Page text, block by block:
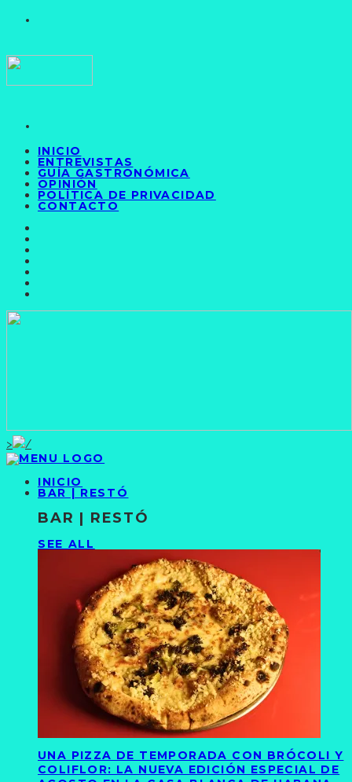
INICIO
ENTREVISTAS
GUÍA GASTRONÓMICA
OPINIÓN
POLÍTICA DE PRIVACIDAD
CONTACTO
>
INICIO
BAR | RESTÓ
BAR | RESTÓ
SEE ALL
UNA PIZZA DE TEMPORADA CON BRÓCOLI Y
COLIFLOR: LA NUEVA EDICIÓN ESPECIAL DE